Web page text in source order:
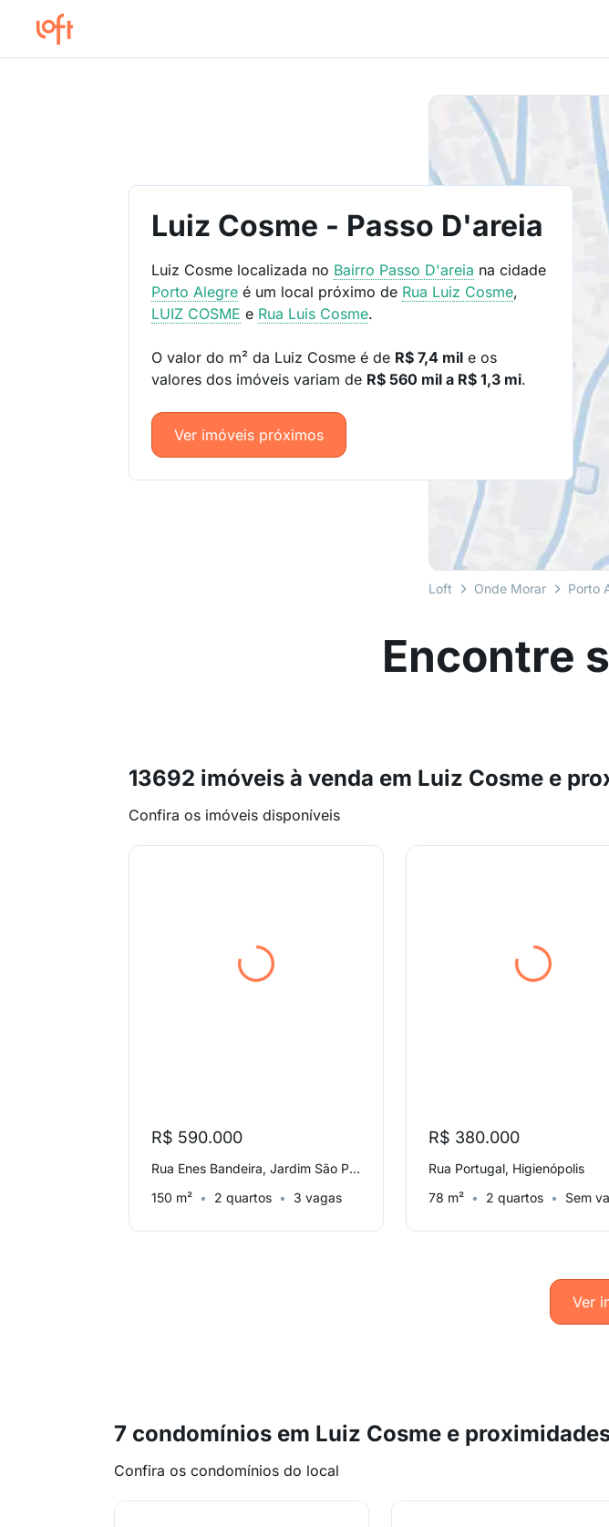
Loft Onde Morar Porto
Luiz Cosme - Passo D'areia
Luiz Cosme localizada no Bairro Passo D'areia na cidade
Porto Alegre é um local próximo de Rua Luiz Cosme,
LUIZ COSME e Rua Luis Cosme.
O valor do m² da Luiz Cosme é de R$ 7,4 mil e os
valores dos imóveis variam de R$ 560 mil a R$ 1,3 mi.
Ver imóveis próximos
Encontre
13692 imóveis à venda em Luiz Cosme e
Confira os imóveis disponíveis
R$ 590.000
Rua Enes Bandeira, Jardim São Pedro
150 m²
2 quartos 3 vagas
R$ 380.000
Rua Portugal, Higienópolis
78 m²
2 quartos Sem
Ver
7 condomínios em Luiz Cosme e
Confira os condomínios do local